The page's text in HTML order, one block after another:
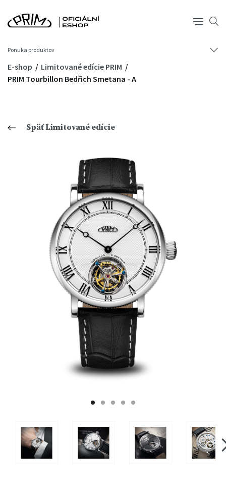
Ponuka produktov
E-shop
Limitované edície PRIM
PRIM Tourbillon Bedřich Smetana - A
Späť Limitované edície